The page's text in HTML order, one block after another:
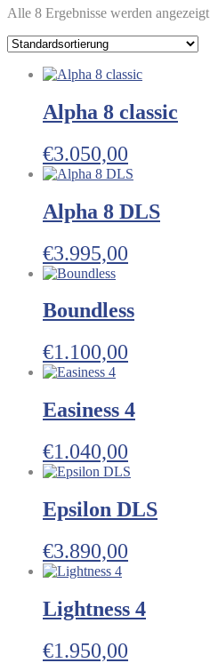
Alle 8 Ergebnisse werden angezeigt
Alpha 8 classic
€3.050,00
Alpha 8 DLS
€3.995,00
Boundless
€1.100,00
Easiness 4
€1.040,00
Epsilon DLS
€3.890,00
Lightness 4
€1.950,00